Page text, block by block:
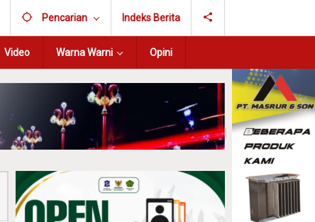
Pencarian Indeks Berita
Video Warna Warni Opini